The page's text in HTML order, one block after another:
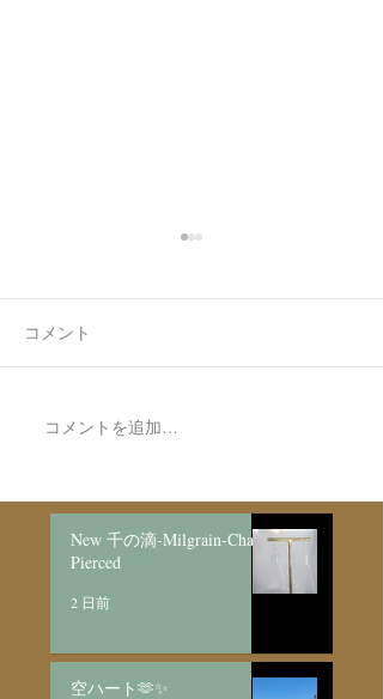
7月最後の日録
コメント
コメントを追加…
New 千の滴-Milgrain-Chain
Pierced
2 日前
空ハート🫶✨